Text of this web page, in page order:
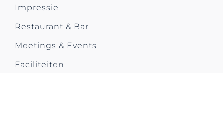
Impressie
Restaurant & Bar
Meetings & Events
Faciliteiten